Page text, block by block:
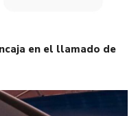
en el llamado de